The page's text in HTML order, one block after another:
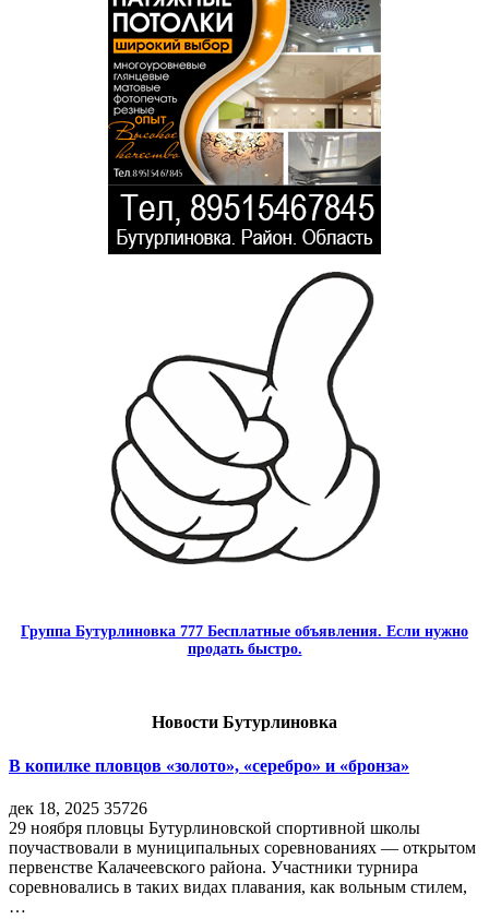
Группа Бутурлиновка 777 Бесплатные объявления. Если нужно
продать быстро.
Новости Бутурлиновка
В копилке пловцов «золото», «серебро» и «бронза»
дек 18, 2025 35726
29 ноября пловцы Бутурлиновской спортивной школы
поучаствовали в муниципальных соревнованиях — открытом
первенстве Калачеевского района. Участники турнира
соревновались в таких видах плавания, как вольным стилем,
…